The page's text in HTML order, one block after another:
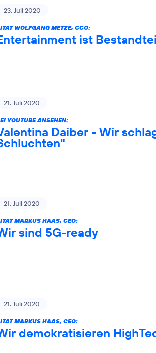
23. Juli 2020
WOLFGANG METZE, CCO:
ist
21. Juli 2020
YOUTUBE ANSEHEN:
Daiber - Wir
21. Juli 2020
MARKUS HAAS, CEO:
sind 5G-ready
21. Juli 2020
MARKUS HAAS, CEO:
demokratisieren